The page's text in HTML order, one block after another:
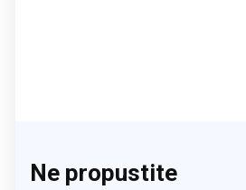
Ne propustite